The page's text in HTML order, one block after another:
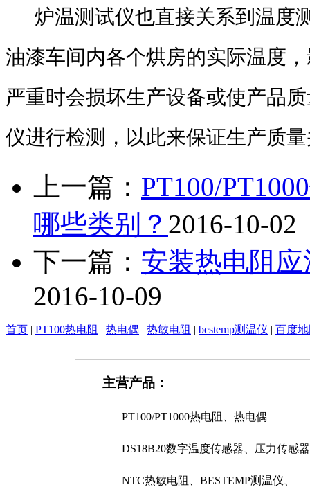
炉温测试仪也直接关系到温度
油漆车间内各个烘房的实际温度
严重时会损坏生产设备或使产品
仪进行检测，以此来保证生产质
上一篇： PT100/
哪些类别？ 2016-10-02
下一篇： 安装热电阻
2016-10-09
首页 | PT100热电阻 | 热电偶 | 热敏电阻 | bestemp测温仪 | 百度
主营产品：
PT100/PT1000热电阻、热电偶
DS18B20数字温度传感器、压力传感器
NTC热敏电阻、BESTEMP测温仪、